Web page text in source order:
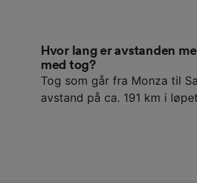
Hvor lang er avstanden
med tog?
Tog som går fra Monza til
avstand på ca. 191 km i